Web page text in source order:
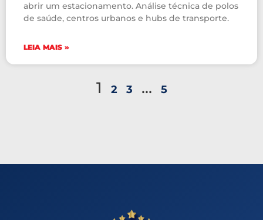
abrir um estacionamento. Análise técnica de polos
de saúde, centros urbanos e hubs de transporte.
LEIA MAIS »
1 2 3 … 5